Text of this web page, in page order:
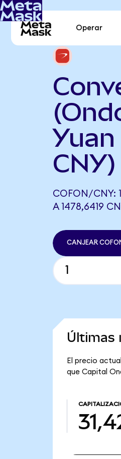
Operar
CNY)
COFON/CNY:
A 1478,6419
CANJEAR
Últimas
El precio
que Capital